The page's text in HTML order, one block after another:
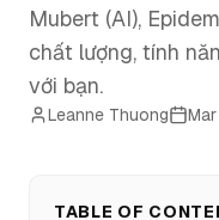
Mubert (AI),
chất lượng, tính
với bạn.
Leanne Thuong
TABLE OF